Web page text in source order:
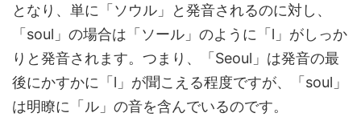
となり、単に「ソウル」と発音されるのに対し、
「soul」の場合は「ソール」のように「l」がしっか
りと発音されます。つまり、「Seoul」は発音の最
後にかすかに「l」が聞こえる程度ですが、「soul」
は明瞭に「ル」の音を含んでいるのです。